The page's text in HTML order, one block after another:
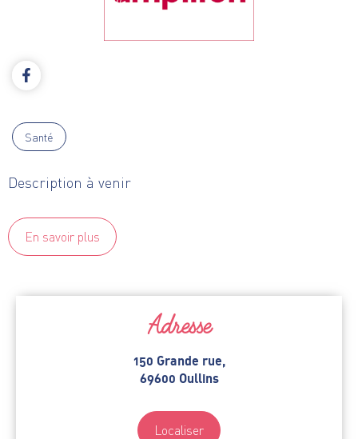
Santé
Description à venir
En savoir plus
Adresse
150 Grande rue,
69600 Oullins
Localiser